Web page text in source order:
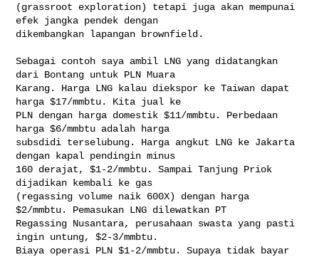
(grassroot exploration) tetapi juga akan mempunai
efek jangka pendek dengan
dikembangkan lapangan brownfield.
Sebagai contoh saya ambil LNG yang didatangkan
dari Bontang untuk PLN Muara
Karang. Harga LNG kalau diekspor ke Taiwan dapat
harga $17/mmbtu. Kita jual ke
PLN dengan harga domestik $11/mmbtu. Perbedaan
harga $6/mmbtu adalah harga
subsdidi terselubung. Harga angkut LNG ke Jakarta
dengan kapal pendingin minus
160 derajat, $1-2/mmbtu. Sampai Tanjung Priok
dijadikan kembali ke gas
(regassing volume naik 600X) dengan harga
$2/mmbtu. Pemasukan LNG dilewatkan PT
Regassing Nusantara, perusahaan swasta yang pasti
ingin untung, $2-3/mmbtu.
Biaya operasi PLN $1-2/mmbtu. Supaya tidak bayar